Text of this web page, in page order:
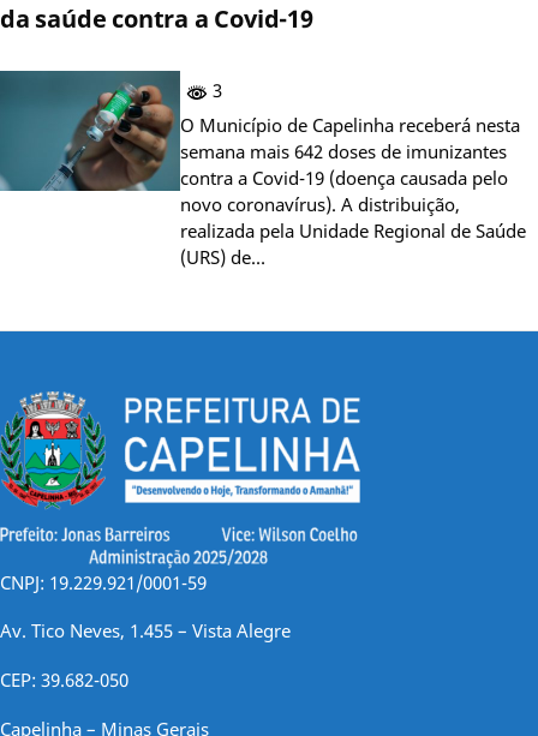
da saúde contra a Covid-19
3
O Município de Capelinha receberá nesta
semana mais 642 doses de imunizantes
contra a Covid-19 (doença causada pelo
novo coronavírus). A distribuição,
realizada pela Unidade Regional de Saúde
(URS) de…
CNPJ: 19.229.921/0001-59
Av. Tico Neves, 1.455 – Vista Alegre
CEP: 39.682-050
Capelinha – Minas Gerais